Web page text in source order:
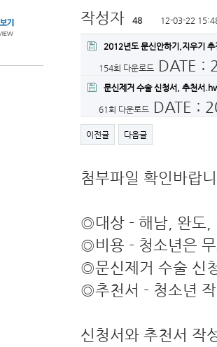
작성자 48 12-03-22
2012년도 문신안하기,지우기
154회 다운로드 DATE :
문신제거 수술 신청서, 추천서
61회 다운로드 DATE :
이전글 다음글
첨부파일 확인바랍
◎대상 - 해남, 완도,
◎비용 - 청소년은
◎문신제거 수술 신
◎추천서 - 청소년
신청서와 추천서